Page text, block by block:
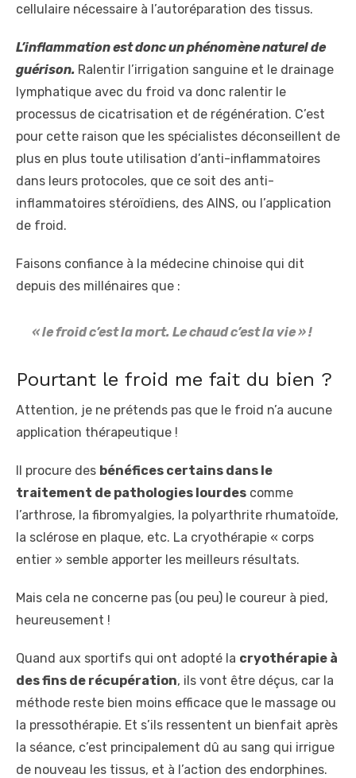
cellulaire nécessaire à l’autoréparation des tissus.
L’inflammation est donc un phénomène naturel de
guérison. Ralentir l’irrigation sanguine et le drainage
lymphatique avec du froid va donc ralentir le
processus de cicatrisation et de régénération. C’est
pour cette raison que les spécialistes déconseillent de
plus en plus toute utilisation d’anti-inflammatoires
dans leurs protocoles, que ce soit des anti-
inflammatoires stéroïdiens, des AINS, ou l’application
de froid.
Faisons confiance à la médecine chinoise qui dit
depuis des millénaires que :
« le froid c’est la mort. Le chaud c’est la vie » !
Pourtant le froid me fait du bien ?
Attention, je ne prétends pas que le froid n’a aucune
application thérapeutique !
Il procure des bénéfices certains dans le
traitement de pathologies lourdes comme
l’arthrose, la fibromyalgies, la polyarthrite rhumatoïde,
la sclérose en plaque, etc. La cryothérapie « corps
entier » semble apporter les meilleurs résultats.
Mais cela ne concerne pas (ou peu) le coureur à pied,
heureusement !
Quand aux sportifs qui ont adopté la cryothérapie à
des fins de récupération, ils vont être déçus, car la
méthode reste bien moins efficace que le massage ou
la pressothérapie. Et s’ils ressentent un bienfait après
la séance, c’est principalement dû au sang qui irrigue
de nouveau les tissus, et à l’action des endorphines.